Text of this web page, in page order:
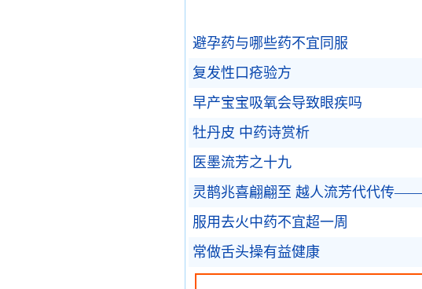
避孕药与哪些药不宜同服
复发性口疮验方
早产宝宝吸氧会导致眼疾吗
牡丹皮 中药诗赏析
医墨流芳之十九
灵鹊兆喜翩翩至 越人流芳代代传
服用去火中药不宜超一周
常做舌头操有益健康